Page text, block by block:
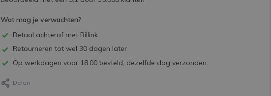
Wat mag je verwachten?
Betaal achteraf met Billink
Retourneren tot wel 30 dagen later
Op werkdagen voor 18:00 besteld, dezelfde dag verzonden.
Delen